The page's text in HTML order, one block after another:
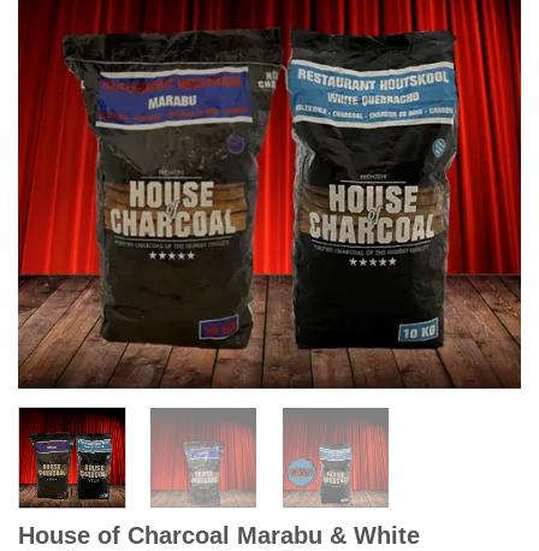
House of Charcoal Marabu & White